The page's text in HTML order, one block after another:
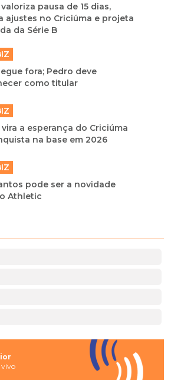
pausa de 15 dias,
ajustes no Criciúma e projeta
da Série B
fora; Pedro deve
como titular
vira a esperança do Criciúma
na base em 2026
pode ser a novidade
Athletic
vivo